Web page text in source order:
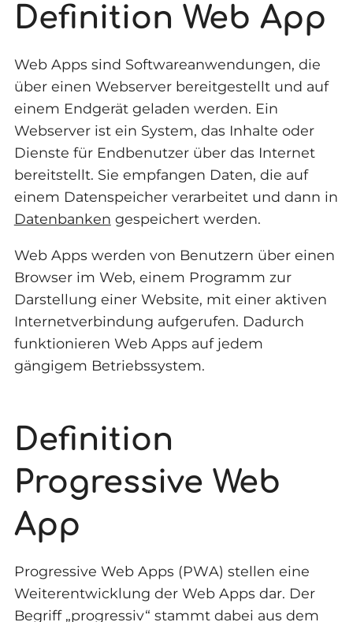
Definition Web App
Web Apps sind Softwareanwendungen, die
über einen Webserver bereitgestellt und auf
einem Endgerät geladen werden. Ein
Webserver ist ein System, das Inhalte oder
Dienste für Endbenutzer über das Internet
bereitstellt. Sie empfangen Daten, die auf
einem Datenspeicher verarbeitet und dann in
Datenbanken gespeichert werden.
Web Apps werden von Benutzern über einen
Browser im Web, einem Programm zur
Darstellung einer Website, mit einer aktiven
Internetverbindung aufgerufen. Dadurch
funktionieren Web Apps auf jedem
gängigem Betriebssystem.
Definition
Progressive Web
App
Progressive Web Apps (PWA) stellen eine
Weiterentwicklung der Web Apps dar. Der
Begriff „progressiv“ stammt dabei aus dem